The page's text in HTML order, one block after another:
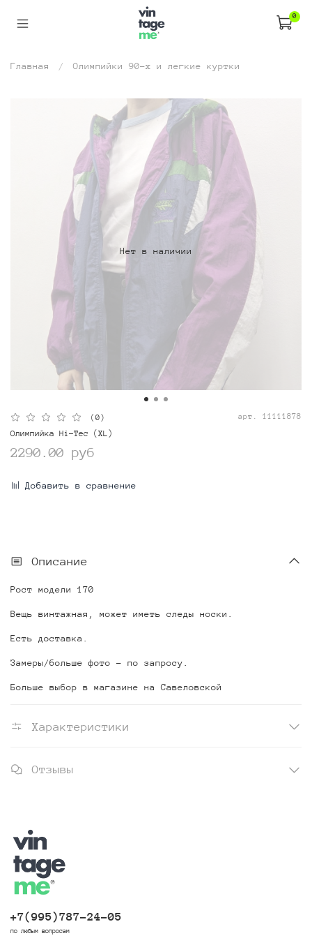
0
Главная Олимпийки 90-х и легкие куртки
Нет в наличии
(0) арт. 11111878
Олимпийка Hi-Tec (XL)
2290.00 руб
Добавить в сравнение
Описание
Рост модели 170
Вещь винтажная, может иметь следы носки.
Есть доставка.
Замеры/больше фото - по запросу.
Больше выбор в магазине на Савеловской
Характеристики
Отзывы
+7(995)787-24-05
по любым вопросам